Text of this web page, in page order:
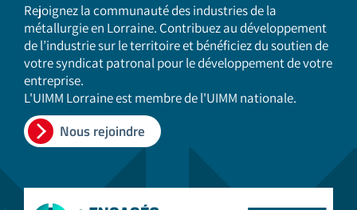
Rejoignez la communauté des industries de la
métallurgie en Lorraine. Contribuez au développement
de l’industrie sur le territoire et bénéficiez du soutien de
votre syndicat patronal pour le développement de votre
entreprise.
L'UIMM Lorraine est membre de l'UIMM nationale.
Nous rejoindre